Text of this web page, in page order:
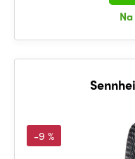
-9 %